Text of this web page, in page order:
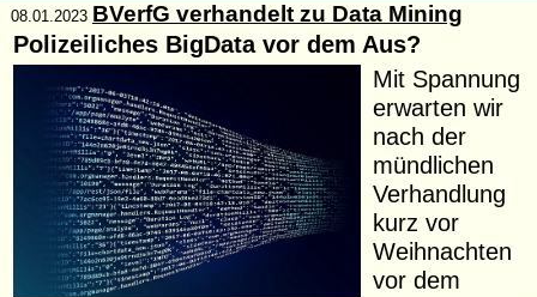
08.01.2023 BVerfG verhandelt zu Data Mining
Polizeiliches BigData vor dem Aus?
Mit Spannung
erwarten wir
nach der
mündlichen
Verhandlung
kurz vor
Weihnachten
vor dem